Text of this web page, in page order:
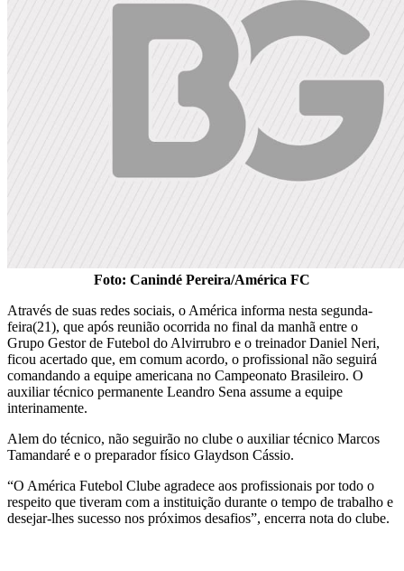
Foto: Canindé Pereira/América FC
Através de suas redes sociais, o América informa nesta segunda-
feira(21), que após reunião ocorrida no final da manhã entre o
Grupo Gestor de Futebol do Alvirrubro e o treinador Daniel Neri,
ficou acertado que, em comum acordo, o profissional não seguirá
comandando a equipe americana no Campeonato Brasileiro. O
auxiliar técnico permanente Leandro Sena assume a equipe
interinamente.
Alem do técnico, não seguirão no clube o auxiliar técnico Marcos
Tamandaré e o preparador físico Glaydson Cássio.
“O América Futebol Clube agradece aos profissionais por todo o
respeito que tiveram com a instituição durante o tempo de trabalho e
desejar-lhes sucesso nos próximos desafios”, encerra nota do clube.